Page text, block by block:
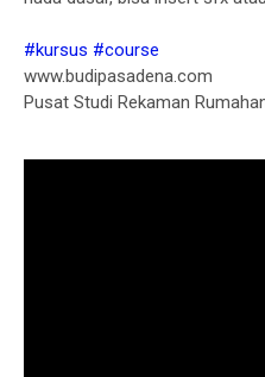
#kursus #course
www.budipasadena.com
Pusat Studi Rekaman